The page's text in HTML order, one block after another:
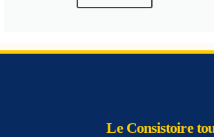
Le Consistoire